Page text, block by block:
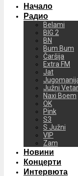
Начало
Радио
Belami
BIG 2
BN
Bum Bum
Čaršija
Extra FM
Jat
Južni Vetar
Naxi Boem
OK
Pink
S3
S Južni
VIP
Zam
Новини
Концерти
Интервюта